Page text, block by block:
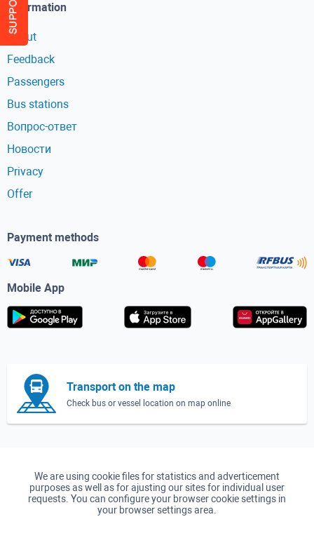
Information
About
Feedback
Passengers
Bus stations
Вопрос-ответ
Новости
Privacy
Offer
Payment methods
Mobile App
Transport on the map
Check bus or vessel location on map online
We are using cookie files for statistics and adverticement
purposes as well as for ajusting our sites for individual user
requests. You can configure your browser cookie settings in
your browser settings area.